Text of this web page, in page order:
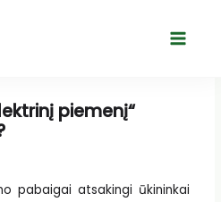
Main
piemenį“
pabaigai atsakingi ūkininkai